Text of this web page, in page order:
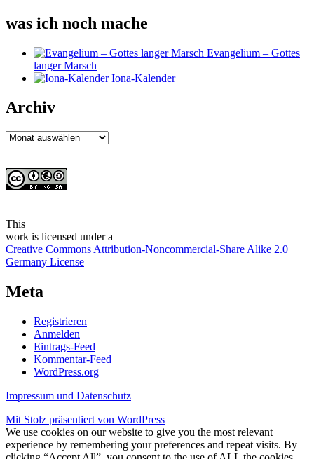
was ich noch mache
Evangelium – Gottes
langer Marsch
Iona-Kalender
Archiv
Archiv
This
work is licensed under a
Creative Commons Attribution-Noncommercial-Share Alike 2.0
Germany License
Meta
Registrieren
Anmelden
Eintrags-Feed
Kommentar-Feed
WordPress.org
Impressum und Datenschutz
Mit Stolz präsentiert von WordPress
We use cookies on our website to give you the most relevant
experience by remembering your preferences and repeat visits. By